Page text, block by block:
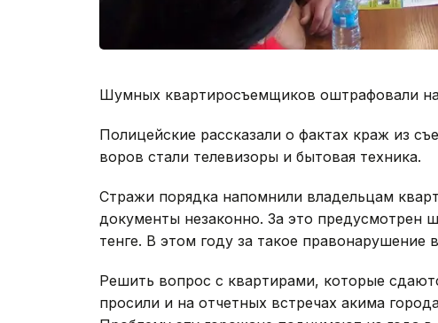
Шумных квартиросъемщиков оштрафовали
Полицейские рассказали о фактах краж из
воров стали телевизоры и бытовая техника.
Стражи порядка напомнили владельцам
документы незаконно. За это предусмотрен
тенге. В этом году за такое правонарушение
Решить вопрос с квартирами, которые
просили и на отчетных встречах акима